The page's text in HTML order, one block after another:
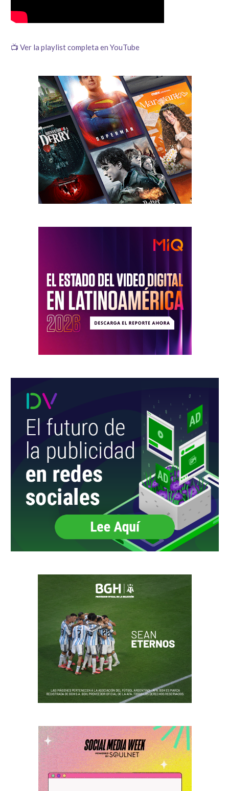
📺 Ver la playlist completa en YouTube